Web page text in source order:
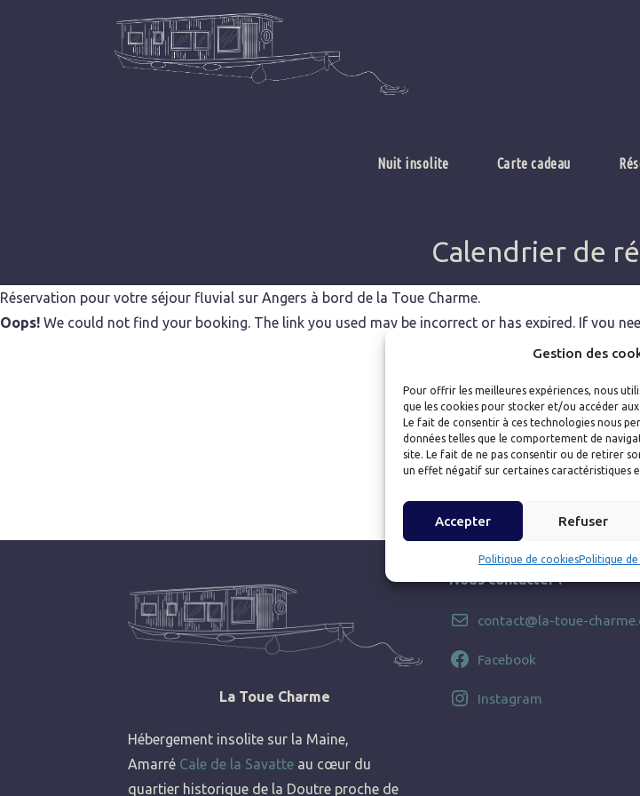
Gestion des
Pour offrir les meilleures expériences, nous
que les cookies pour stocker et/ou accéder
Le fait de consentir à ces technologies nous
données telles que le comportement de
site. Le fait de ne pas consentir ou de retirer
un effet négatif sur certaines caractéristiques
Accepter Refuser
Politique de cookiesPolitique
Nuit insolite Carte cadeau
Calendrier de
Réservation pour votre séjour fluvial sur Angers à bord de la Toue Charme.
Oops! We could not find your booking. The link you used may be incorrect or has expired. If you
La Toue Charme
Hébergement insolite sur la Maine,
Amarré Cale de la Savatte au cœur du
quartier historique de la Doutre proche de
Nous contacter :
contact@la-toue-
Facebook
Instagram